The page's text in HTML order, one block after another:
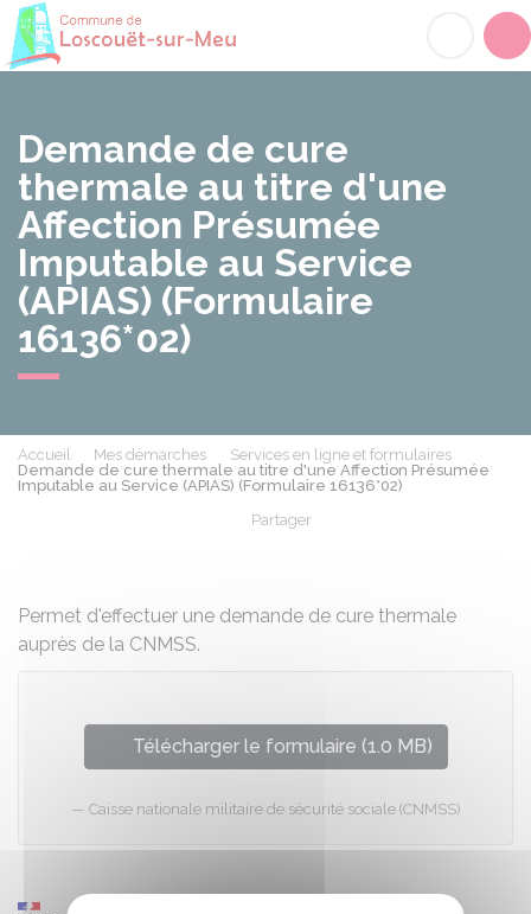
Demande de cure
thermale au titre d'une
Affection Présumée
Imputable au Service
(APIAS) (Formulaire
16136*02)
Accueil Mes démarches
Services en ligne et formulaires
Demande de cure thermale au titre d'une Affection Présumée
Imputable au Service (APIAS) (Formulaire 16136*02)
Partager
Permet d'effectuer une demande de cure thermale
auprès de la CNMSS.
Télécharger le formulaire (1.0 MB)
Caisse nationale militaire de sécurité sociale (CNMSS)